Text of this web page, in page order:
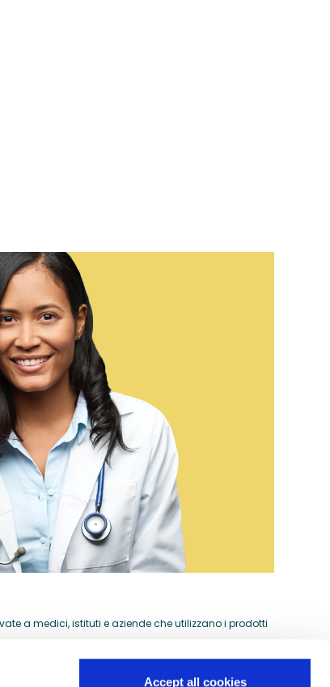
Accept all cookies
a medici, istituti e aziende che utilizzano i prodotti